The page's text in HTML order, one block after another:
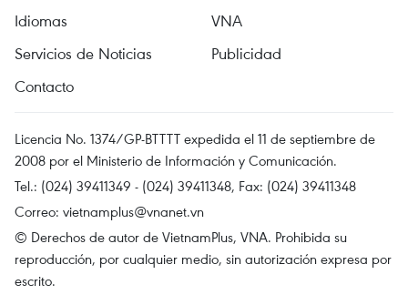
Idiomas
VNA
Servicios de Noticias
Publicidad
Contacto
Licencia No. 1374/GP-BTTTT expedida el 11 de septiembre de
2008 por el Ministerio de Información y Comunicación.
Tel.: (024) 39411349 - (024) 39411348, Fax: (024) 39411348
Correo: vietnamplus@vnanet.vn
© Derechos de autor de VietnamPlus, VNA. Prohibida su
reproducción, por cualquier medio, sin autorización expresa por
escrito.